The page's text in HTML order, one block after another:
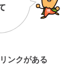
リンクがある